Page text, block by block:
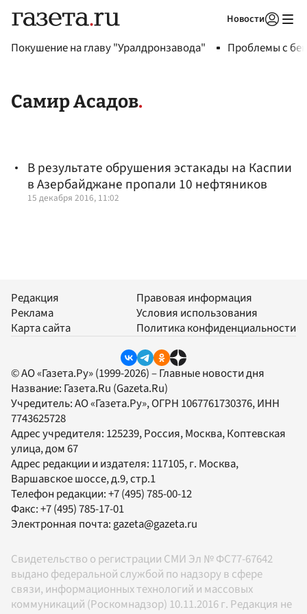
Новости
Покушение на главу "Уралдронзавода" Проблемы с
Самир Асадов
В результате обрушения эстакады на Каспии
в Азербайджане пропали 10 нефтяников
15 декабря 2016, 11:02
Редакция
Реклама
Карта сайта
Правовая информация
Условия использования
Политика конфиденциальности
© АО «Газета.Ру» (1999-2026) – Главные новости дня
Название: Газета.Ru (Gazeta.Ru)
Учредитель:АО «Газета.Ру», ОГРН 1067761730376, ИНН
7743625728
Адрес учредителя: 125239, Россия, Москва, Коптевская
улица, дом 67
Адрес редакции и издателя: 117105, г. Москва,
Варшавское шоссе, д.9, стр.1
Телефон редакции:+7 (495) 785-00-12
Факс:+7 (495) 785-17-01
Электронная почта:gazeta@gazeta.ru
Свидетельство о регистрации СМИ Эл № ФС77-67642
выдано федеральной службой по надзору в сфере
связи, информационных технологий и массовых
коммуникаций (Роскомнадзор) 10.11.2016 г. Редакция не